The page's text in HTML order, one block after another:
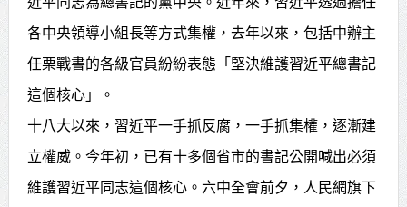
各中央領導小組長等方式集權，去年以來，包括中辦主
任栗戰書的各級官員紛紛表態「堅決維護習近平總書記
這個核心」。
十八大以來，習近平一手抓反腐，一手抓集權，逐漸建
立權威。今年初，已有十多個省市的書記公開喊出必須
維護習近平同志這個核心。六中全會前夕，人民網旗下